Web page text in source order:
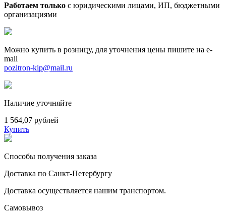
Работаем только с юридическими лицами, ИП, бюджетными
организациями
Можно купить в розницу, для уточнения цены пишите на e-
mail
pozitron-kip@mail.ru
Наличие уточняйте
1 564,07 рублей
Купить
Способы получения заказа
Доставка по Санкт-Петербургу
Доставка осуществляется нашим транспортом.
Самовывоз